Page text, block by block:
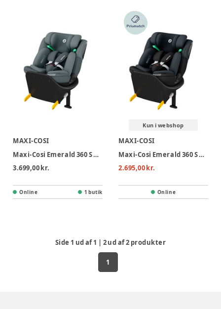
tilpasses dit barns vækst, så du får en autostol, der kan
MAXI-COSI
Maxi-Cosi Emerald 360 S Autostol - Tonal Graphite
3.699,00 kr.
Online 1 butik
Kun i webshop
MAXI-COSI
Maxi-Cosi Emerald 360 S Autostol - Tonal Black
2.695,00 kr.
Online
Side 1 ud af1 | 2ud af2 produkter
1